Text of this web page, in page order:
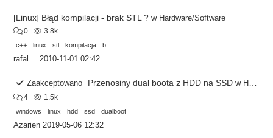
[Linux] Błąd kompilacji - brak STL ? w Hardware/Software
0
3.8k
c++
linux stl kompilacja b
rafal__ 2010-11-01 02:42
Zaakceptowano Przenosiny dual boota z HDD na SSD w Hardware/Software
4
1.5k
windows
linux hdd ssd dualboot
Azarien 2019-05-06 12:32